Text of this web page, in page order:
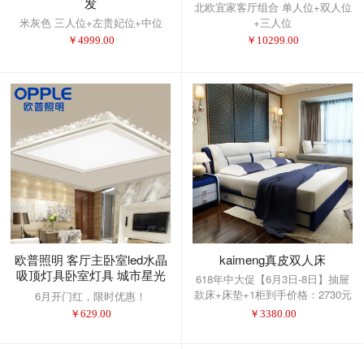
米灰色 三人位+左贵妃位+中位
￥ 4999.00
北欧宜家客厅组合 单人位+双人位
+三人位
￥ 10299.00
欧普照明 客厅主卧室led水晶
吸顶灯具卧室灯具 城市星光
三段调光53瓦长宽55cm适16-
20平
6月开门红，限时优惠！
￥ 629.00
kaimeng真皮双人床
618年中大促【6月3日-8日】抽屉
款床+床垫+1柜到手价格：2730元
选择满减活动！
￥ 3380.00